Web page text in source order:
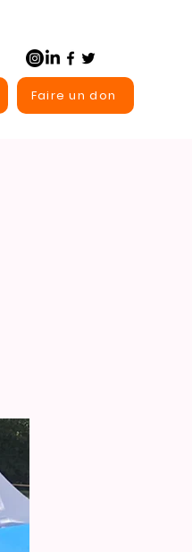
Faire un don